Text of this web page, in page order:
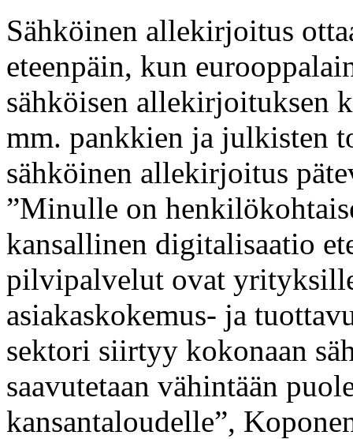
Sähköinen allekirjoitus
eteenpäin, kun
sähköisen allekirjoituksen
mm. pankkien ja julkisten
sähköinen allekirjoitus
”Minulle on
kansallinen digitalisaatio
pilvipalvelut ovat
asiakaskokemus- ja
sektori siirtyy kokonaan
saavutetaan vähintään
kansantaloudelle”,